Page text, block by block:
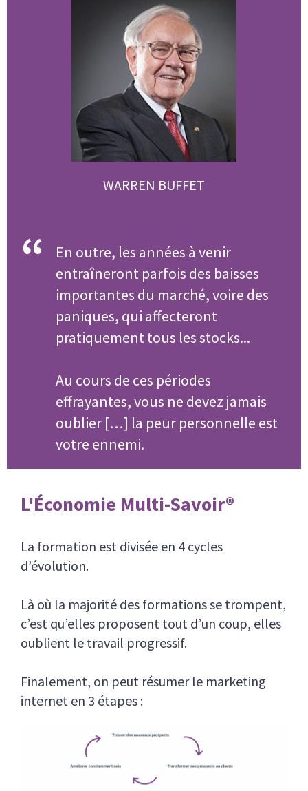
WARREN BUFFET
“
En outre, les années à venir
entraîneront parfois des baisses
importantes du marché, voire des
paniques, qui affecteront
pratiquement tous les stocks...
Au cours de ces périodes
effrayantes, vous ne devez jamais
oublier […] la peur personnelle est
votre ennemi.
L'Économie Multi-Savoir®
La formation est divisée en 4 cycles
d’évolution.
Là où la majorité des formations se trompent,
c’est qu’elles proposent tout d’un coup, elles
oublient le travail progressif.
Finalement, on peut résumer le marketing
internet en 3 étapes :